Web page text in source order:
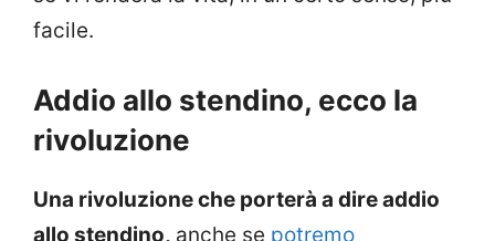
facile.
Addio allo stendino, ecco la
rivoluzione
Una rivoluzione che porterà a dire addio
allo stendino, anche se potremo